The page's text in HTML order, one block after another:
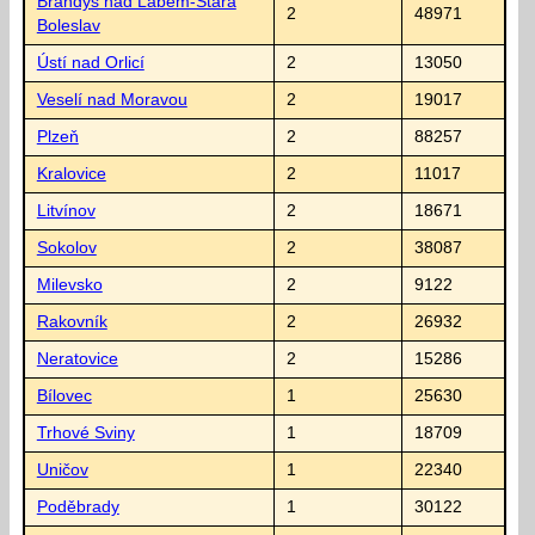
Boleslav
2 48971
Ústí nad Orlicí 2 13050
Veselí nad Moravou 2 19017
Plzeň 2 88257
Kralovice 2 11017
Litvínov 2 18671
Sokolov 2 38087
Milevsko 2 9122
Rakovník 2 26932
Neratovice 2 15286
Bílovec 1 25630
Trhové Sviny 1 18709
Uničov 1 22340
Poděbrady 1 30122